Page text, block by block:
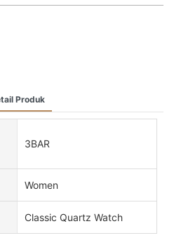
Produk
3BAR
Women
Classic Quartz Watch